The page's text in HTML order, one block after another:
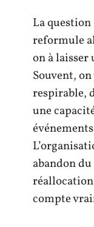
La
reformule
on à laisser
Souvent,
respirable,
une
abandon
compte